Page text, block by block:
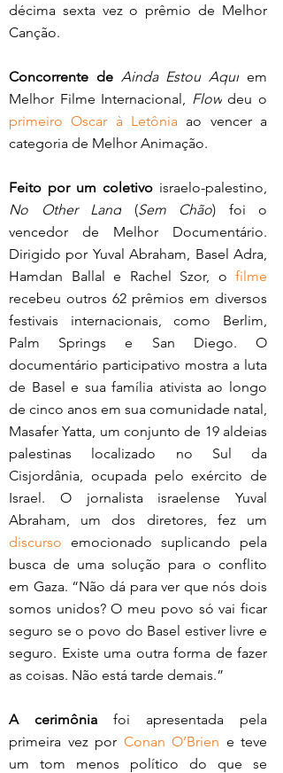
décima sexta vez o prêmio de Melhor
Canção.
Concorrente de Ainda Estou Aqui em
Melhor Filme Internacional,
Flow
primeiro Oscar à Letônia ao vencer a
categoria de Melhor Animação.
Feito por um coletivo
No Other Land (Sem Chão) foi o
vencedor de Melhor Documentário.
Dirigido por Yuval Abraham, Basel Adra,
Hamdan Ballal e Rachel Szor, o filme
recebeu outros 62 prêmios em diversos
festivais internacionais, como Berlim,
Palm Springs e San Diego. O
documentário participativo mostra a luta
de Basel e sua família ativista ao longo
de cinco anos em sua comunidade natal,
Masafer Yatta, um conjunto de 19 aldeias
palestinas localizado no Sul da
Cisjordânia, ocupada pelo exército de
Israel. O jornalista israelense Yuval
discurso emocionado suplicando pela
busca de uma solução para o conflito
em Gaza. “Não dá para ver que nós dois
somos unidos? O meu povo só vai ficar
seguro se o povo do Basel estiver livre e
seguro. Existe uma outra forma de fazer
as coisas. Não está tarde demais.”
A cerimônia foi apresentada pela
primeira vez por Conan O’Brien e teve
um tom menos político do que se